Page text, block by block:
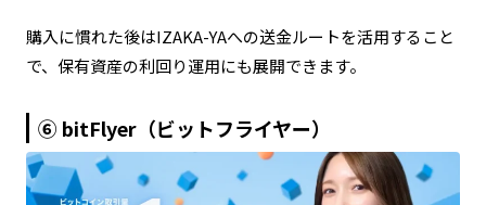
2018年の不正流出事件の前歴
購入に慣れた後はIZAKA-YAへの送金ルートを活用すること
で、保有資産の利回り運用にも展開できます。
⑥ bitFlyer（ビットフライヤー）